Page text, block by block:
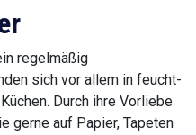
regelmäßig
sich vor allem in feucht-
Durch ihre Vorliebe
gerne auf Papier, Tapeten